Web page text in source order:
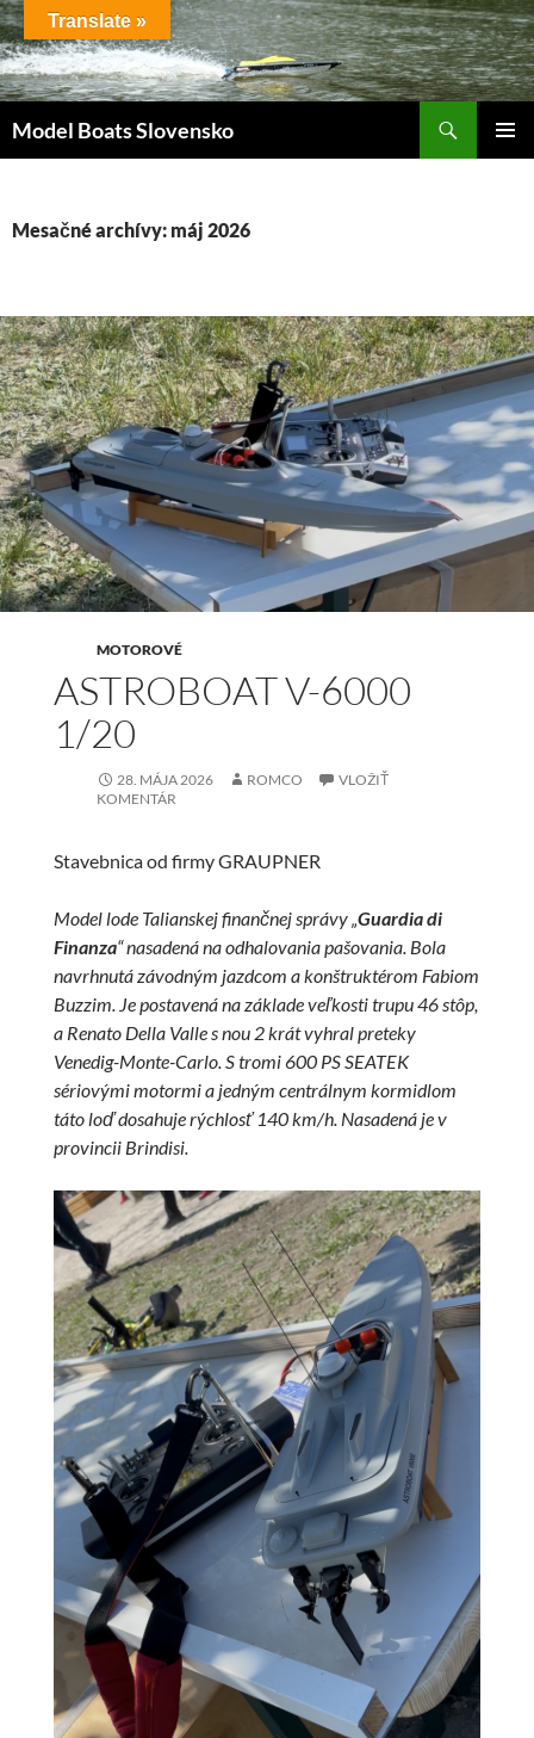
Preskočiť
na
obsah
Model Boats Slovensko
Mesačné archívy: máj 2026
MOTOROVÉ
ASTROBOAT V-6000
1/20
28. MÁJA 2026 ROMCO
VLOŽIŤ
KOMENTÁR
Stavebnica od firmy GRAUPNER
Model lode Talianskej finančnej správy „Guardia di
Finanza“ nasadená na odhalovania pašovania. Bola
navrhnutá závodným jazdcom a konštruktérom Fabiom
Buzzim. Je postavená na základe veľkosti trupu 46 stôp,
a Renato Della Valle s nou 2 krát vyhral preteky
Venedig-Monte-Carlo. S tromi 600 PS SEATEK
sériovými motormi a jedným centrálnym kormidlom
táto loď dosahuje rýchlosť 140 km/h. Nasadená je v
provincii Brindisi.
Translate »